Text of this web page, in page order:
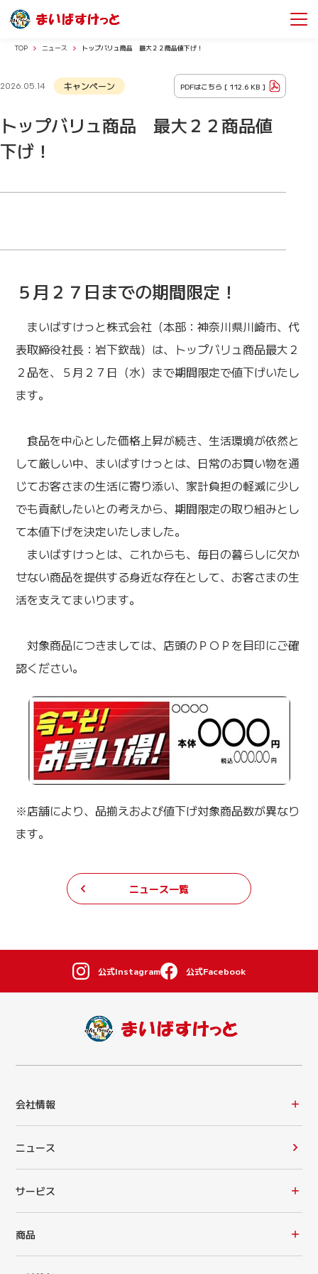
TOP ニュース トップバリュ商品 最大２２商品値下げ！
2026.05.14 キャンペーン PDFはこちら [ 112.6 KB ]
トップバリュ商品 最大２２商品値
下げ！
５月２７日までの期間限定！
まいばすけっと株式会社（本部：神奈川県川崎市、代
表取締役社長：岩下欽哉）は、トップバリュ商品最大２
２品を、５月２７日（水）まで期間限定で値下げいたし
ます。
食品を中心とした価格上昇が続き、生活環境が依然と
して厳しい中、まいばすけっとは、日常のお買い物を通
じてお客さまの生活に寄り添い、家計負担の軽減に少し
でも貢献したいとの考えから、期間限定の取り組みとし
て本値下げを決定いたしました。
まいばすけっとは、これからも、毎日の暮らしに欠か
せない商品を提供する身近な存在として、お客さまの生
活を支えてまいります。
対象商品につきましては、店頭のＰＯＰを目印にご確
認ください。
※店舗により、品揃えおよび値下げ対象商品数が異なり
ます。
ニュース一覧
公式Instagram 公式Facebook
会社情報
ニュース
サービス
商品